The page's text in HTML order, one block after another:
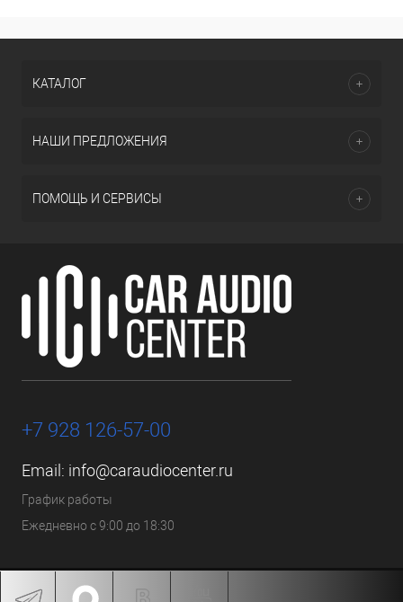
КАТАЛОГ
НАШИ ПРЕДЛОЖЕНИЯ
ПОМОЩЬ И СЕРВИСЫ
+7 928 126-57-00
Email: info@caraudiocenter.ru
График работы
Ежедневно с 9:00 до 18:30